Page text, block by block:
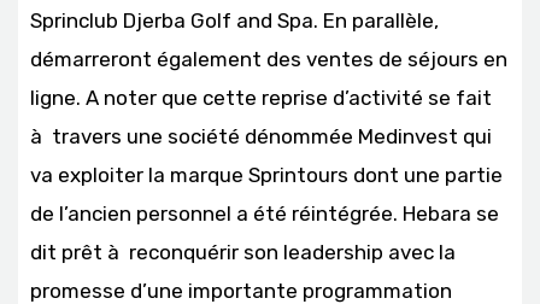
Sprinclub Djerba Golf and Spa. En parallèle,
démarreront également des ventes de séjours en
ligne. A noter que cette reprise d’activité se fait
à travers une société dénommée Medinvest qui
va exploiter la marque Sprintours dont une partie
de l’ancien personnel a été réintégrée. Hebara se
dit prêt à reconquérir son leadership avec la
promesse d’une importante programmation